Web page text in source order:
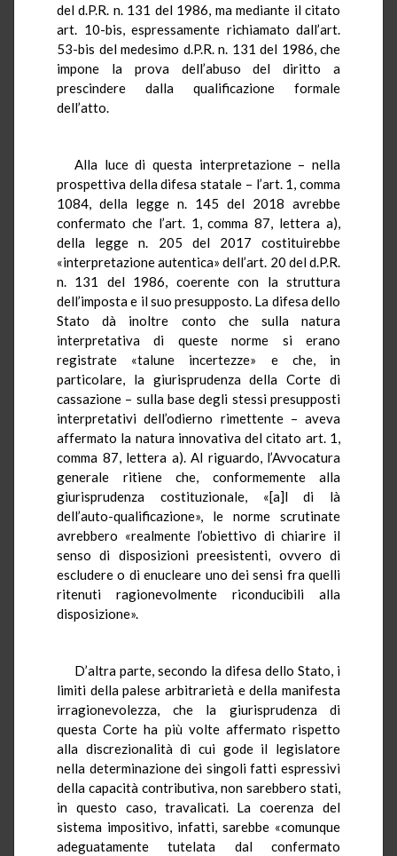
del d.P.R. n. 131 del 1986, ma mediante il citato
art. 10-bis, espressamente richiamato dall’art.
53-bis del medesimo d.P.R. n. 131 del 1986, che
impone la prova dell’abuso del diritto a
prescindere dalla qualificazione formale
dell’atto.
Alla luce di questa interpretazione – nella
prospettiva della difesa statale – l’art. 1, comma
1084, della legge n. 145 del 2018 avrebbe
confermato che l’art. 1, comma 87, lettera a),
della legge n. 205 del 2017 costituirebbe
«interpretazione autentica» dell’art. 20 del d.P.R.
n. 131 del 1986, coerente con la struttura
dell’imposta e il suo presupposto. La difesa dello
Stato dà inoltre conto che sulla natura
interpretativa di queste norme si erano
registrate «talune incertezze» e che, in
particolare, la giurisprudenza della Corte di
cassazione – sulla base degli stessi presupposti
interpretativi dell’odierno rimettente – aveva
affermato la natura innovativa del citato art. 1,
comma 87, lettera a). Al riguardo, l’Avvocatura
generale ritiene che, conformemente alla
giurisprudenza costituzionale, «[a]l di là
dell’auto-qualificazione», le norme scrutinate
avrebbero «realmente l’obiettivo di chiarire il
senso di disposizioni preesistenti, ovvero di
escludere o di enucleare uno dei sensi fra quelli
ritenuti ragionevolmente riconducibili alla
disposizione».
D’altra parte, secondo la difesa dello Stato, i
limiti della palese arbitrarietà e della manifesta
irragionevolezza, che la giurisprudenza di
questa Corte ha più volte affermato rispetto
alla discrezionalità di cui gode il legislatore
nella determinazione dei singoli fatti espressivi
della capacità contributiva, non sarebbero stati,
in questo caso, travalicati. La coerenza del
sistema impositivo, infatti, sarebbe «comunque
adeguatamente tutelata dal confermato